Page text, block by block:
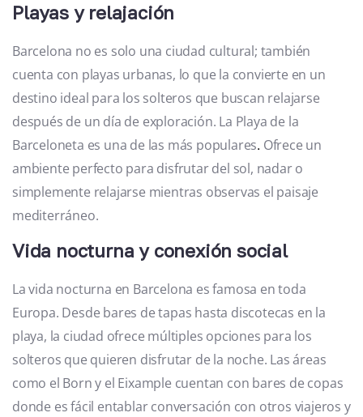
Playas y relajación
Barcelona no es solo una ciudad cultural; también
cuenta con playas urbanas, lo que la convierte en un
destino ideal para los solteros que buscan relajarse
después de un día de exploración. La Playa de la
Barceloneta es una de las más populares. Ofrece un
ambiente perfecto para disfrutar del sol, nadar o
simplemente relajarse mientras observas el paisaje
mediterráneo.
Vida nocturna y conexión social
La vida nocturna en Barcelona es famosa en toda
Europa. Desde bares de tapas hasta discotecas en la
playa, la ciudad ofrece múltiples opciones para los
solteros que quieren disfrutar de la noche. Las áreas
como el Born y el Eixample cuentan con bares de copas
donde es fácil entablar conversación con otros viajeros y